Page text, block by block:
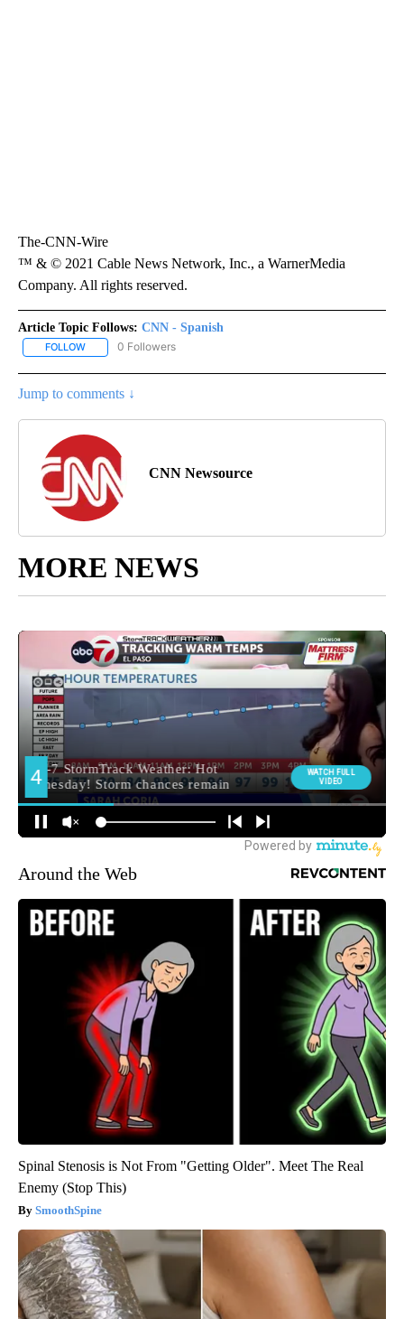
The-CNN-Wire
™ & © 2021 Cable News Network, Inc., a WarnerMedia
Company. All rights reserved.
Article Topic Follows: CNN - Spanish
FOLLOW FOLLOW "CNN - SPANISH" TO RECEIVE NOTIFICATIONS ABOUT
0 Followers
Jump to comments ↓
CNN Newsource
MORE NEWS
Around the Web
Spinal Stenosis is Not From "Getting Older". Meet The Real
Enemy (Stop This)
SmoothSpine